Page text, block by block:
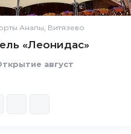
Анапы, Витязево
«Леонидас»
август